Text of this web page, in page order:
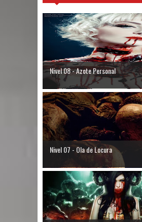
Nivel 08 - Azote Personal
Nivel 07 - Ola de Locura